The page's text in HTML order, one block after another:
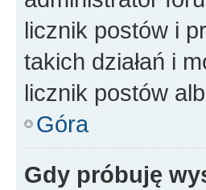
licznik postów i
takich działań i
licznik postów
Góra
Gdy próbuję